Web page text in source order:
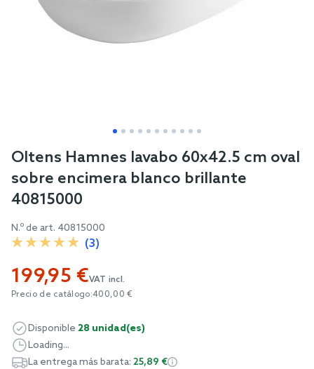
Skip
beginning
of
the
gallery
Oltens Hamnes lavabo 60x42.5 cm oval
sobre encimera blanco brillante
40815000
N.º de art. 40815000
(3)
199,95 €VAT incl.
Precio de catálogo:400,00 €
Disponible 28 unidad(es)
Loading...
La entrega más barata: 25,89 €